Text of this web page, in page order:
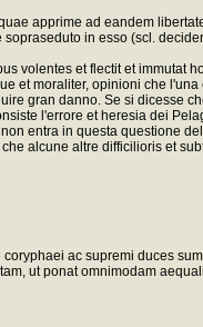
apprime ad eandem
in esso (scl.
volentes et flectit et immutat
et moraliter, opinioni che
gran danno. Se si dicesse
l'errore et heresia dei
entra in questa questione
alcune altre difficilioris et
ac supremi duces
ut ponat omnimodam